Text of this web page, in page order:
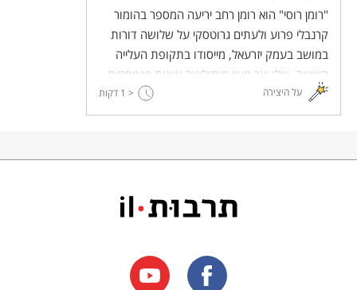
"רומן רוסי" הוא רומן רחב יריעה המספר בהומור
קרנבלי פרוע ולעתים גרוטסקי על שלושה דורות
במושב בעמק יזרעאל, מייסודו בתקופת העלייה
השנייה. שָלֵו יצר מעין מיתולוגיה ציונית פנטסטית
שמאכלסות אותה דמויות גדולות-מהחיים של דור
המייסדים. הספר מלווה את חלום ההתיישבות ואת
על היצירה < 1 דקות